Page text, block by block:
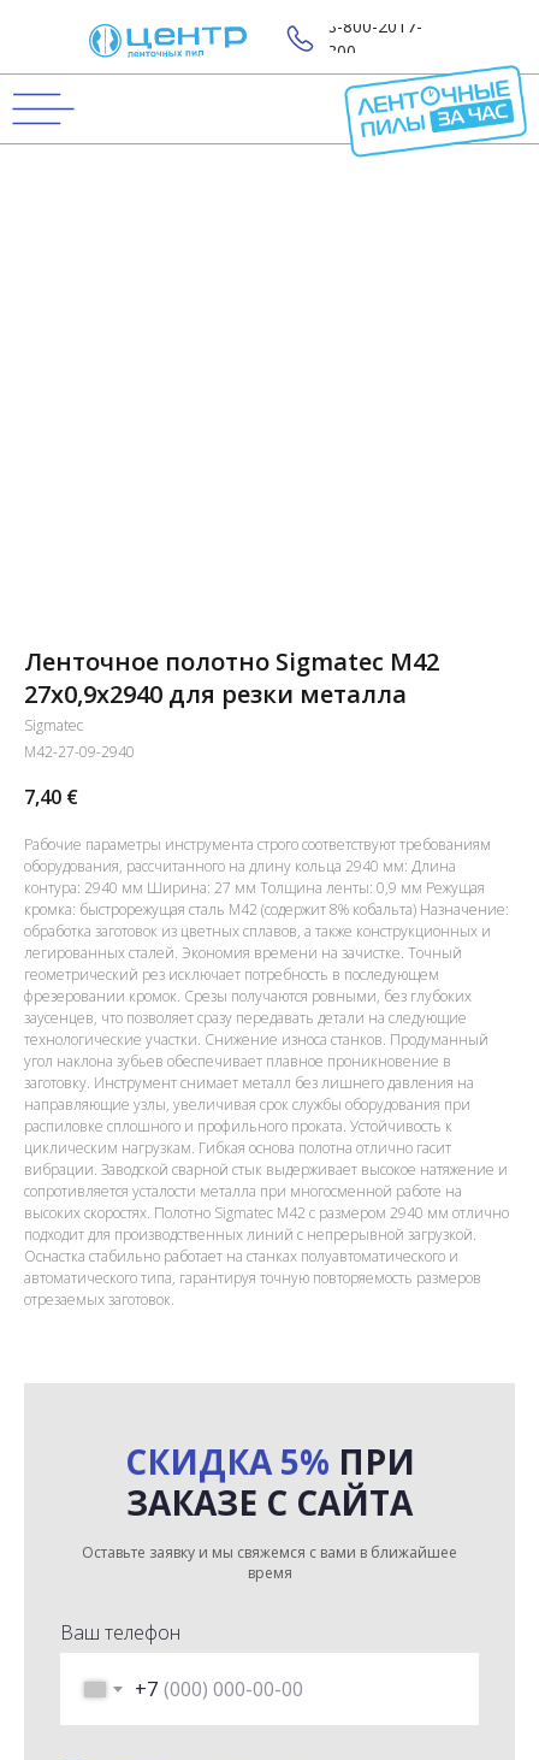
8-800-2017-
800
Ленточное полотно Sigmatec M42
27x0,9x2940 для резки металла
Sigmatec
M42-27-09-2940
7,40 €
Рабочие параметры инструмента строго соответствуют требованиям
оборудования, рассчитанного на длину кольца 2940 мм: Длина
контура: 2940 мм Ширина: 27 мм Толщина ленты: 0,9 мм Режущая
кромка: быстрорежущая сталь M42 (содержит 8% кобальта) Назначение:
обработка заготовок из цветных сплавов, а также конструкционных и
легированных сталей. Экономия времени на зачистке. Точный
геометрический рез исключает потребность в последующем
фрезеровании кромок. Срезы получаются ровными, без глубоких
заусенцев, что позволяет сразу передавать детали на следующие
технологические участки. Снижение износа станков. Продуманный
угол наклона зубьев обеспечивает плавное проникновение в
заготовку. Инструмент снимает металл без лишнего давления на
направляющие узлы, увеличивая срок службы оборудования при
распиловке сплошного и профильного проката. Устойчивость к
циклическим нагрузкам. Гибкая основа полотна отлично гасит
вибрации. Заводской сварной стык выдерживает высокое натяжение и
сопротивляется усталости металла при многосменной работе на
высоких скоростях. Полотно Sigmatec M42 с размером 2940 мм отлично
подходит для производственных линий с непрерывной загрузкой.
Оснастка стабильно работает на станках полуавтоматического и
автоматического типа, гарантируя точную повторяемость размеров
отрезаемых заготовок.
СКИДКА 5% ПРИ
ЗАКАЗЕ С САЙТА
Оставьте заявку и мы свяжемся с вами в ближайшее
время
Ваш телефон
+7